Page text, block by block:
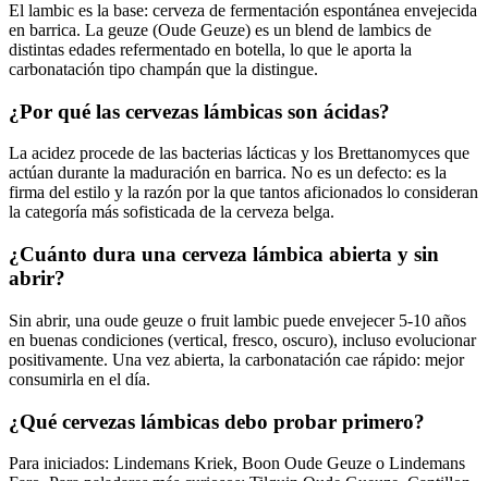
El lambic es la base: cerveza de fermentación espontánea envejecida
en barrica. La geuze (Oude Geuze) es un blend de lambics de
distintas edades refermentado en botella, lo que le aporta la
carbonatación tipo champán que la distingue.
¿Por qué las cervezas lámbicas son ácidas?
La acidez procede de las bacterias lácticas y los Brettanomyces que
actúan durante la maduración en barrica. No es un defecto: es la
firma del estilo y la razón por la que tantos aficionados lo consideran
la categoría más sofisticada de la cerveza belga.
¿Cuánto dura una cerveza lámbica abierta y sin
abrir?
Sin abrir, una oude geuze o fruit lambic puede envejecer 5-10 años
en buenas condiciones (vertical, fresco, oscuro), incluso evolucionar
positivamente. Una vez abierta, la carbonatación cae rápido: mejor
consumirla en el día.
¿Qué cervezas lámbicas debo probar primero?
Para iniciados: Lindemans Kriek, Boon Oude Geuze o Lindemans